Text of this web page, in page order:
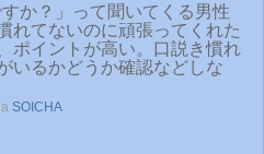
すか？」って聞いてくる男性
れてないのに頑張ってくれた
ポイントが高い。口説き慣れ
いるかどうか確認などしな
SOICHA